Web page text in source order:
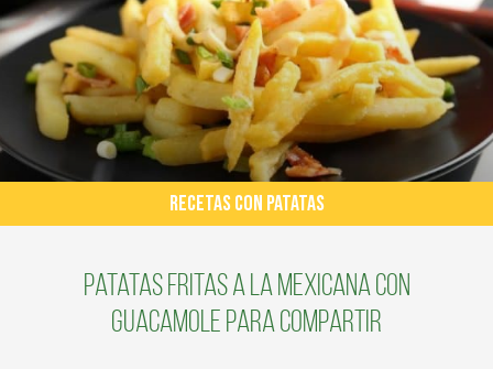
RECETAS CON PATATAS
Patatas fritas a la mexicana con
guacamole para compartir